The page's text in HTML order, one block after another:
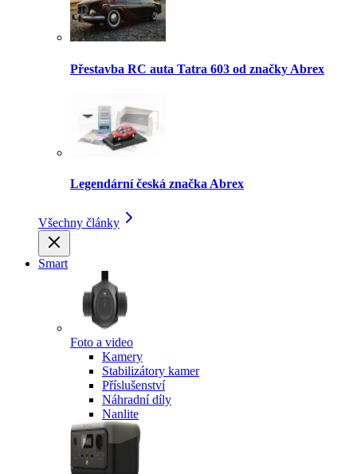
Přestavba RC auta Tatra 603 od značky Abrex
Legendární česká značka Abrex
Všechny články
Smart
Foto a video
Kamery
Stabilizátory kamer
Příslušenství
Náhradní díly
Nanlite